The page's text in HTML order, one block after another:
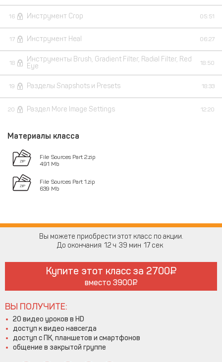
16 Инструмент Crop 05:51
17 Инструмент Heal 06:27
18
Инструменты Brush, Gradient Filter, Radial Filter, Red
Eye
18:50
19 Разделы Snapshots и Presets 18:33
20 Раздел More Image Settings 12:20
Материалы класса
File Sources Part 2.zip
491 Mb
File Sources Part 1.zip
639 Mb
Вы можете приобрести этот класс по акции.
До окончания 12 39 17
Купите этот класс за 2700
вместо 3900
ВЫ ПОЛУЧИТЕ:
20 видео уроков в HD
доступ к видео навсегда
доступ с ПК, планшетов и смартфонов
общение в закрытой группе